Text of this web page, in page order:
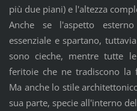
più due piani) e l'altezza
Anche se l'aspetto
essenziale e spartano,
sono cieche, mentre tutte
feritoie che ne tradiscono la
Ma anche lo stile
sua parte, specie all'interno